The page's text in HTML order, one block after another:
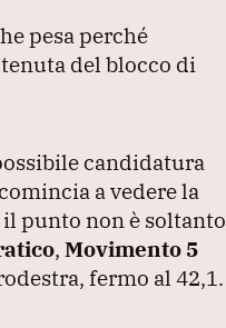
pesa perché
del blocco di
candidatura
a vedere la
il punto non è soltanto
, Movimento 5
fermo al 42,1.